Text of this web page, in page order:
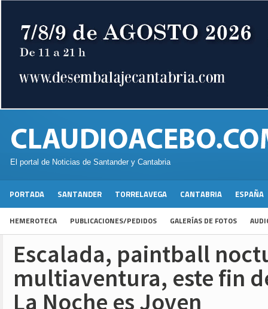
El portal de Noticias de Santander y Cantabria
PORTADA SANTANDER TORRELAVEGA CANTABRIA ESPAÑA
HEMEROTECA PUBLICACIONES/PEDIDOS GALERÍAS DE FOTOS
Escalada, paintball
multiaventura, este fin
La Noche es Joven